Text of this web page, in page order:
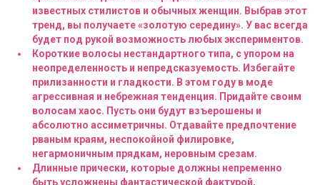
известных стилистов и обычных женщин. Выбрав этот
тренд, вы получаете «золотую середину». У вас всегда
будет под рукой возможность любых экспериментов.
Короткие волосы нестандартного типа, с упором на
неопределенность и непредсказуемость. Избегайте
прилизанности и гладкости. В этом году в моде
агрессивная и небрежная тенденция. Придайте своим
волосам хаос. Пусть они будут взъерошены и
абсолютно ассиметричны. Отдавайте предпочтение
рваным краям, неспокойной филировке,
негармоничным прядкам, неровным срезам.
Длинные прически, которые должны непременно
быть усложнены фантастической фактурой,